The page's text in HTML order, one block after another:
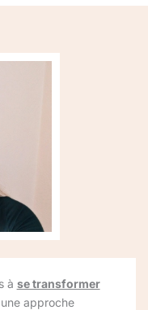
à se transformer
approche